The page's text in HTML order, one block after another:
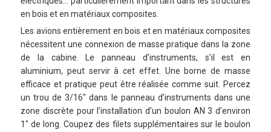
en bois et en matériaux composites.
Les avions entièrement en bois et en matériaux composites
nécessitent une connexion de masse pratique dans la zone
de la cabine. Le panneau d’instruments, s’il est en
aluminium, peut servir à cet effet. Une borne de masse
efficace et pratique peut être réalisée comme suit. Percez
un trou de 3/16″ dans le panneau d’instruments dans une
zone discrète pour l’installation d’un boulon AN 3 d’environ
1″ de long. Coupez des filets supplémentaires sur le boulon